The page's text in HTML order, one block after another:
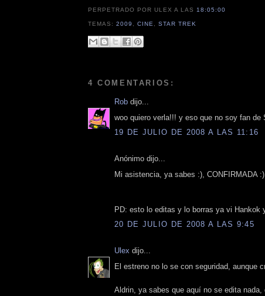
PERPETRADO POR ULEXA LAS18:05:00
TEMAS:2009 ,CINE ,STAR TREK
4 COMENTARIOS:
Rob dijo...
woo quiero verla!!! y eso que no soy fan
19 DE JULIO DE 2008 A LAS 11:16
Anónimo dijo...
Mi asistencia, ya sabes :), CONFIRMADA :).
PD: esto lo editas y lo borras ya vi
20 DE JULIO DE 2008 A LAS 9:45
Ulex dijo...
El estreno no lo se con seguridad, aunque
Aldrin, ya sabes que aquí no se edita